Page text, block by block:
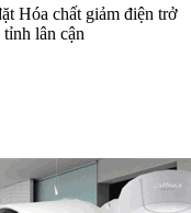
Hóa chất giảm điện trở
lân cận